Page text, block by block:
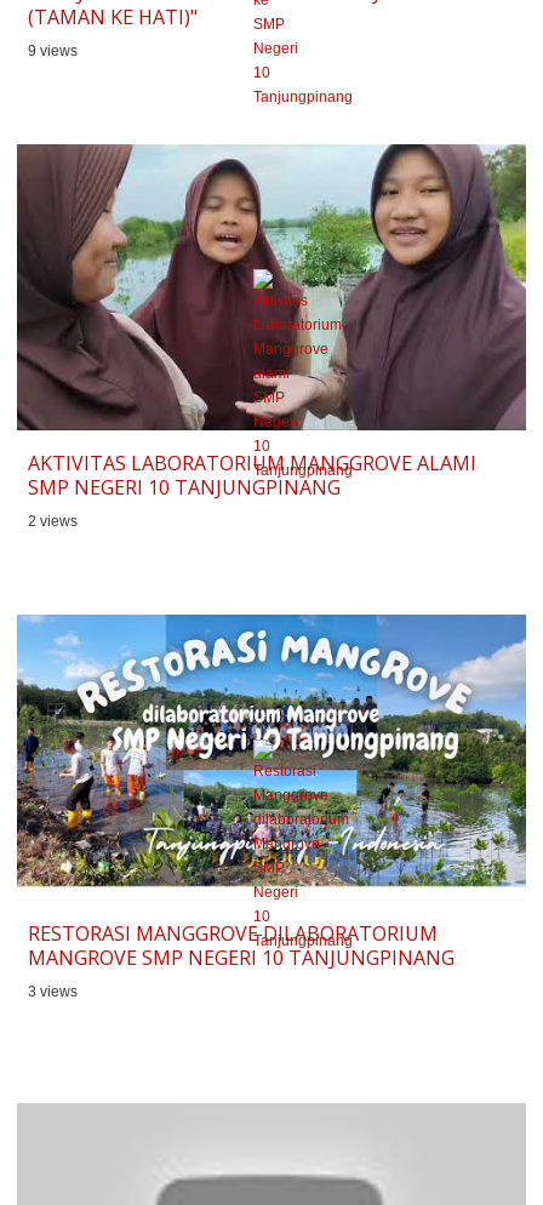
(TAMAN KE HATI)"
9 views
AKTIVITAS LABORATORIUM MANGGROVE ALAMI
SMP NEGERI 10 TANJUNGPINANG
2 views
RESTORASI MANGGROVE DILABORATORIUM
MANGROVE SMP NEGERI 10 TANJUNGPINANG
3 views